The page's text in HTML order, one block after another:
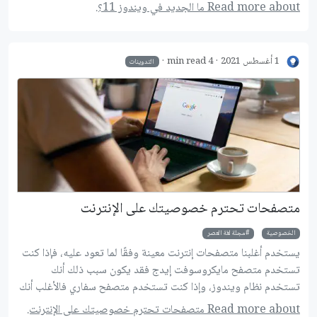
Read more about ما الجديد في ويندوز 11؟.
1 أغسطس 2021 4 min read التدوينات
متصفحات تحترم خصوصيتك على اﻹنترنت
الخصوصية مجلة لغة العصر
يستخدم أغلبنا متصفحات إنترنت معينة وفقًا لما تعود عليه، فإذا كنت
تستخدم متصفح مايكروسوفت إيدج فقد يكون سبب ذلك أنك
تستخدم نظام ويندوز، وإذا كنت تستخدم متصفح سفاري فالأغلب أنك
مستخدم لأجهزة أبل، وإذا كنت تستخدم جوجل كروم فهذا لأنك
Read more about متصفحات تحترم خصوصيتك على اﻹنترنت.